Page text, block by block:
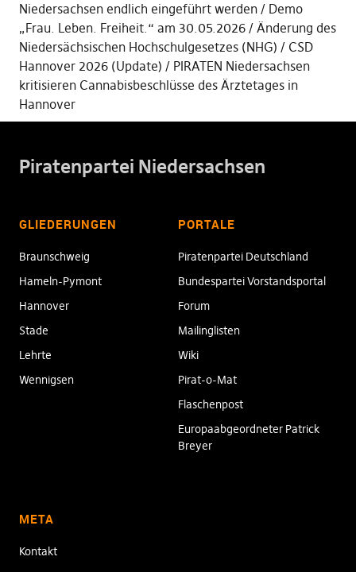
Niedersachsen endlich eingeführt werden
Demo
„Frau. Leben. Freiheit.“ am 30.05.2026
Änderung des
Niedersächsischen Hochschulgesetzes (NHG)
CSD
Hannover 2026 (Update)
PIRATEN Niedersachsen
kritisieren Cannabisbeschlüsse des Ärztetages in
Hannover
Piratenpartei Niedersachsen
GLIEDERUNGEN
Braunschweig
Hameln-Pymont
Hannover
Stade
Lehrte
Wennigsen
PORTALE
Piratenpartei Deutschland
Bundespartei Vorstandsportal
Forum
Mailinglisten
Wiki
Pirat-o-Mat
Flaschenpost
Europaabgeordneter Patrick
Breyer
META
Kontakt